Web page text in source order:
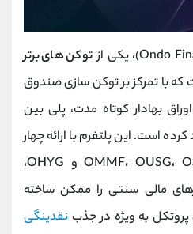
توکن های برتر
که با تمرکز بر توکن ‌سازی صندوق
بهادار کوتاه ‌مدت، پلی بین
است. این پلتفرم با ارائه چهار
محصول اصلی شامل OMMF، OUSG، OSTB و OHYG،
مالی سنتی را ممکن ساخته
به‌ ویژه در جذب نقدینگی